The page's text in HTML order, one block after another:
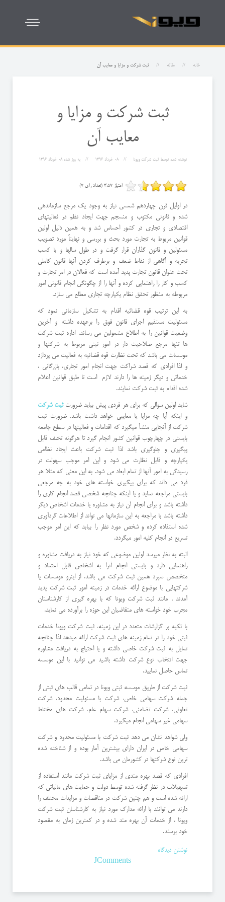
خانه مقاله ثبت شرکت و مزایا و معایب آن
ثبت شرکت و مزایا و
معایب آن
نوشته شده توسطثبت شرکت ویونا 08 خرداد 1396 به روز شده08 خرداد 1396
امتیاز 3.57 (تعداد رای 7)
در اوایل قرن چهاردهم شمسی نیاز به وجود یک مرجع سازماندهی
شده و قانونی مکتوب و منسجم جهت ایجاد نظم در فعالیتهای
اقتصادی و تجاری در کشور احساس شد و به همین دلیل اولین
قوانین مربوط به تجارت مورد بحث و بررسی و نهایتاً مورد تصویب
مسئولین و قانون گذاران قرار گرفت و در طول سالها و با کسب
تجربه و آگاهی از نقاط ضعف و برطرف کردن آنها قانون کاملی
تحت عنوان قانون تجارت پدید آمده است که فعالان در امر تجارت و
کسب و کار را راهنمایی کرده و آنها را از چگونگی انجام قانونی امور
مربوطه به منظور تحقق نظام یکپارچه تجاری مطلع می سازد.
به این ترتیب قوه قضائیه اقدام به تشکیل سازمانی نمود که
مسئولیت مستقیم اجرای قانون فوق را برعهده داشته و آخرین
وضعیت قوانین را به اطلاع مشمولین می رساند. اداره ثبت شرکت
ها تنها مرجع صلاحیت دار در امور ثبتی مربوط به شرکتها و
موسسات می باشد که تحت نظارت قوه قضائیه به فعالیت می پردازد
و لذا افرادی که قصد شراکت جهت انجام امور تجاری، بازرگانی ،
خدماتی و دیگر زمینه ها را دارند لازم است تا طبق قوانین اعلام
شده اقدام به ثبت شرکت نمایند.
شاید اولین سوالی که برای هر فردی پیش بیاید ضرورتثبت شرکت
و اینکه آیا چه مزایا یا معایبی خواهد داشت باشد. ضرورت ثبت
شرکت از آنجایی منشأ میگیرد که اقدامات و فعالیتها در سطح جامعه
بایستی در چهارچوب قوانین کشور انجام گیرد تا هرگونه تخلف قابل
پیگیری و جلوگیری باشد لذا ثبت شرکت باعث ایجاد نظامی
یکپارچه و قابل نظارت می شود و این امر موجب سهولت در
رسیدگی به امور آنها از تمام ابعاد می شود. به این معنی که مثلا هر
فرد می داند که برای پیگیری خواسته های خود به چه مرجعی
بایستی مراجعه نماید و یا اینکه چنانچه شخصی قصد انجام کاری را
داشته باشد و برای انجام آن نیاز به مشاوره یا خدمات اشخاص دیگر
داشته باشد با مراجعه به این سازمانها می تواند از اطلاعات گردآوری
شده استفاده کرده و شخص مورد نظر را بیابد که این امر موجب
تسریع در انجام کلیه امور میگردد.
البته به نظر میرسد اولین موضوعی که خود نیاز به دریافت مشاوره و
راهنمایی دارد و بایستی انجام آنرا به اشخاص قابل اعتماد و
متخصص سپرد همین ثبت شرکت می باشد. از اینرو موسسات یا
شرکتهایی با موضوع ارائه خدمات در زمینه امور ثبت شرکت پدید
آمدند ، مانند ثبت شرکت ویونا که با بهره گیری از کارشناسنان
مجرب خود خواسته های متقاضیان این حوزه را برآورده می نماید.
با تکیه بر گزارشات متعدد در این زمینه، ثبت شرکت ویونا خدمات
ثبتی خود را در تمام زمینه های ثبت شرکت ارائه میدهد لذا چنانچه
تمایل به ثبت شرکت خاصی داشته و یا احتیاج به دریافت مشاوره
جهت انتخاب نوع شرکت داشته باشید می توانید با این موسسه
تماس حاصل نمایید.
ثبت شرکت از طریق موسسه ثبتی ویونا در تمامی قالب های ثبتی از
جمله شرکت سهامی خاص، شرکت با مسئولیت محدود، شرکت
تعاونی، شرکت تضامنی، شرکت سهام عام، شرکت های مختلط
سهامی غیر سهامی انجام میگیرد.
ولی شواهد نشان می دهد ثبت شرکت با مسئولیت محدود و شرکت
سهامی خاص در ایران دارای بیشترین آمار بوده و از شناخته شده
ترین نوع شرکتها در کشورمان می باشد.
افرادی که قصد بهره مندی از مزایای ثبت شرکت مانند استفاده از
تسهیلات در نظر گرفته شده توسط دولت و حمایت های مالیاتی که
ارائه شده است و هم چنین شرکت در مناقصات و مزایدات مختلف را
دارند می توانند با ارائه مدارک مورد نیاز به کارشناسان ثبت شرکت
ویونا ، از خدمات آن بهره مند شده و در کمترین زمان به مقصود
خود برسند.
نوشتن دیدگاه
JComments